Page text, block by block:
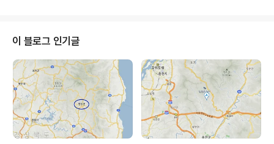
잘 알게 되기만 한다면 말이다. (이 책, 25쪽, 에서, 리처드
세넷의 말) 진도가 잘 안 나가지만, 그 정도로 내용이 쉽지
않지만, 그래도 끝까지 읽고 싶은 책이 있죠. 제 관심 영역
에 드는 책이거나 저자의 생각이 신선하거나 제 생각과 비
슷한 책인 경우에, 어려워도 끝까지 읽고 싶어집니다. ..
이 블로그 인기글